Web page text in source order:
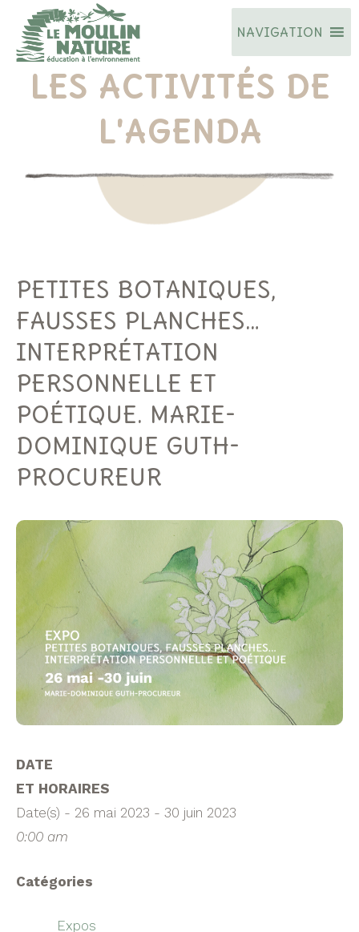
contenu
NAVIGATION
LES ACTIVITÉS DE
L'AGENDA
PETITES BOTANIQUES,
FAUSSES PLANCHES…
INTERPRÉTATION
PERSONNELLE ET
POÉTIQUE. MARIE-
DOMINIQUE GUTH-
PROCUREUR
DATE
ET HORAIRES
Date(s) - 26 mai 2023 - 30 juin 2023
0:00 am
Catégories
Expos